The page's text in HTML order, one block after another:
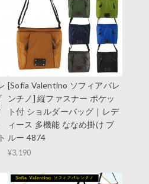
[Sofia Valentino ソフィアバレ
ンチノ] 縦ファスナー ポケッ
ト付 ショルダーバッグ｜レデ
ィース 多機能 ななめ掛け ブ
ルー 4874
¥3,190